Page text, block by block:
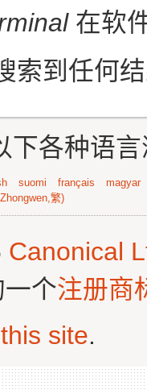
在软
索到任何
下各种语
suomi français
magyar
繁)
Canonical
个注册商
site.